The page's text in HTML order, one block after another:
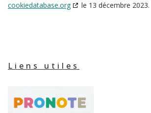
cookiedatabase.org
le 13 décembre 2023.
Liens utiles